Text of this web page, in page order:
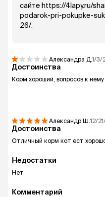
сайте https://4lapy.ru/
podarok-pri-pokupke-
26/.
Александра Д.1/3/
Достоинства
Корм хороший, вопросов к нему
Александр Ш.12/
Достоинства
Отличный корм кот ест
Недостатки
Нет
Комментарий